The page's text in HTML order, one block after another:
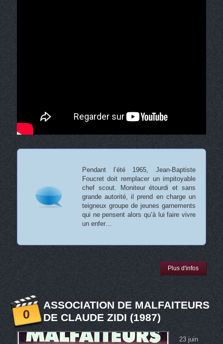
Pendant l’été 1965, Jean-Baptiste
Foucret doit remplacer un impitoyable
chef scout. Moniteur étourdi et sans
grande autorité, il prend en charge un
teigneux groupe de jeunes garnements
qui ne pensent alors qu’à lui faire vivre
un enfer…
Plus d'infos
0
ASSOCIATION DE MALFAITEURS
DE CLAUDE ZIDI (1987)
23 juin